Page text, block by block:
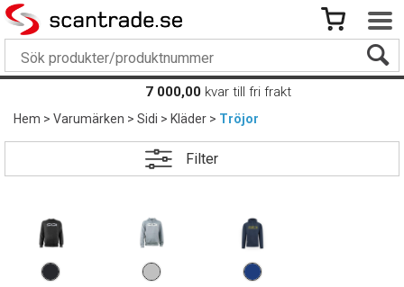
7 000,00 kvar till fri frakt
Hem>Varumärken>Sidi>Kläder>Tröjor
Filter